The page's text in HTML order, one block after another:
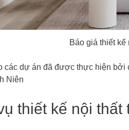
Báo giá thiết
các dự án đã được thực hiện bởi
Niên
thiết kế nội